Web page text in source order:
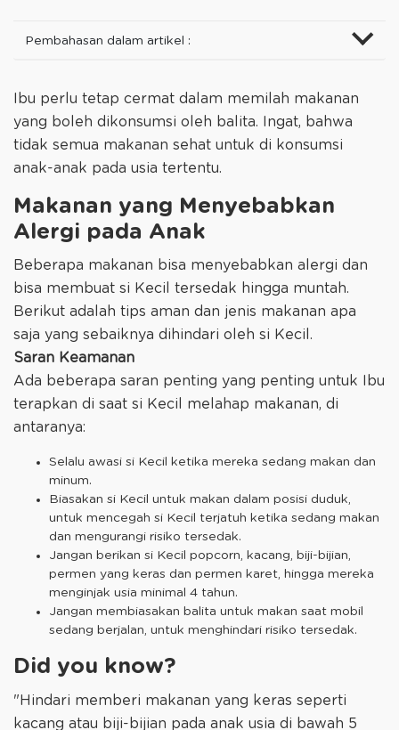
Pembahasan dalam artikel :
Ibu perlu tetap cermat dalam memilah makanan
yang boleh dikonsumsi oleh balita. Ingat, bahwa
tidak semua makanan sehat untuk di konsumsi
anak-anak pada usia tertentu.
Makanan yang Menyebabkan
Alergi pada Anak
Beberapa makanan bisa menyebabkan alergi dan
bisa membuat si Kecil tersedak hingga muntah.
Berikut adalah tips aman dan jenis makanan apa
saja yang sebaiknya dihindari oleh si Kecil.
Saran Keamanan
Ada beberapa saran penting yang penting untuk Ibu
terapkan di saat si Kecil melahap makanan, di
antaranya:
Selalu awasi si Kecil ketika mereka sedang makan dan
minum.
Biasakan si Kecil untuk makan dalam posisi duduk,
untuk mencegah si Kecil terjatuh ketika sedang makan
dan mengurangi risiko tersedak.
Jangan berikan si Kecil popcorn, kacang, biji-bijian,
permen yang keras dan permen karet, hingga mereka
menginjak usia minimal 4 tahun.
Jangan membiasakan balita untuk makan saat mobil
sedang berjalan, untuk menghindari risiko tersedak.
Did you know?
"Hindari memberi makanan yang keras seperti
kacang atau biji-bijian pada anak usia di bawah 5